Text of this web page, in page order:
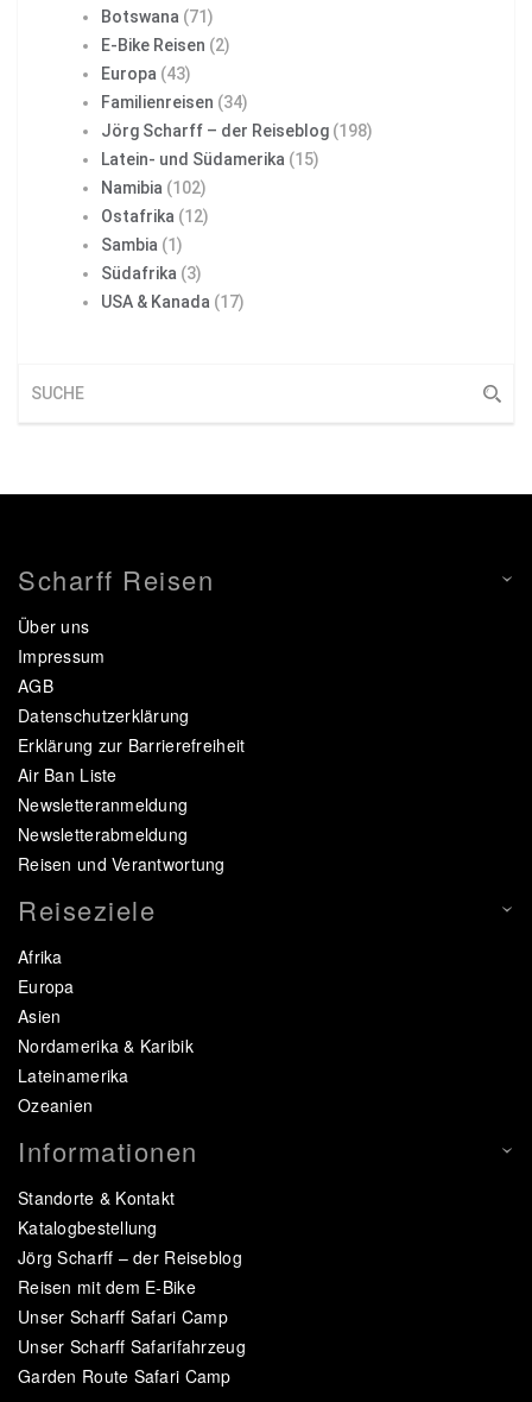
Botswana (71)
E-Bike Reisen (2)
Europa (43)
Familienreisen (34)
Jörg Scharff – der Reiseblog (198)
Latein- und Südamerika (15)
Namibia (102)
Ostafrika (12)
Sambia (1)
Südafrika (3)
USA & Kanada (17)
Scharff Reisen
Über uns
Impressum
AGB
Datenschutzerklärung
Erklärung zur Barrierefreiheit
Air Ban Liste
Newsletteranmeldung
Newsletterabmeldung
Reisen und Verantwortung
Reiseziele
Afrika
Europa
Asien
Nordamerika & Karibik
Lateinamerika
Ozeanien
Informationen
Standorte & Kontakt
Katalogbestellung
Jörg Scharff – der Reiseblog
Reisen mit dem E-Bike
Unser Scharff Safari Camp
Unser Scharff Safarifahrzeug
Garden Route Safari Camp